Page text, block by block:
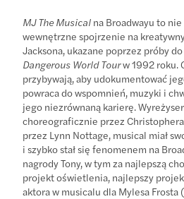
MJ The Musical na Broadwayu to
wewnętrzne spojrzenie na
Jacksona, ukazane poprzez próby
Dangerous World Tourw 1992 roku.
przybywają, aby udokumentować
powraca do wspomnień, muzyki i
jego niezrównaną karierę.
choreograficznie przez
przez Lynn Nottage, musical miał
i szybko stał się fenomenem na
nagrody Tony, w tym za najlepszą
projekt oświetlenia, najlepszy
aktora w musicalu dla Mylesa Frosta